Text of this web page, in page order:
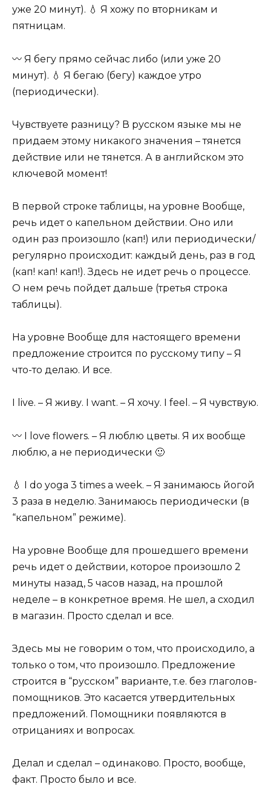
уже 20 минут). 💧 Я хожу по вторникам и
пятницам.
〰 Я бегу прямо сейчас либо (или уже 20
минут). 💧 Я бегаю (бегу) каждое утро
(периодически).
Чувствуете разницу? В русском языке мы не
придаем этому никакого значения – тянется
действие или не тянется. А в английском это
ключевой момент!
В первой строке таблицы, на уровне Вообще,
речь идет о капельном действии. Оно или
один раз произошло (кап!) или периодически/
регулярно происходит: каждый день, раз в год
(кап! кап! кап!). Здесь не идет речь о процессе.
О нем речь пойдет дальше (третья строка
таблицы).
На уровне Вообще для настоящего времени
предложение строится по русскому типу – Я
что-то делаю. И все.
I live. – Я живу. I want. – Я хочу. I feel. – Я чувствую.
〰 I love flowers. – Я люблю цветы. Я их вообще
люблю, а не периодически 🙂
💧 I do yoga 3 times a week. – Я занимаюсь йогой
3 раза в неделю. Занимаюсь периодически (в
“капельном” режиме).
На уровне Вообще для прошедшего времени
речь идет о действии, которое произошло 2
минуты назад, 5 часов назад, на прошлой
неделе – в конкретное время. Не шел, а сходил
в магазин. Просто сделал и все.
Здесь мы не говорим о том, что происходило, а
только о том, что произошло. Предложение
строится в “русском” варианте, т.е. без глаголов-
помощников. Это касается утвердительных
предложений. Помощники появляются в
отрицаниях и вопросах.
Делал и сделал – одинаково. Просто, вообще,
факт. Просто было и все.